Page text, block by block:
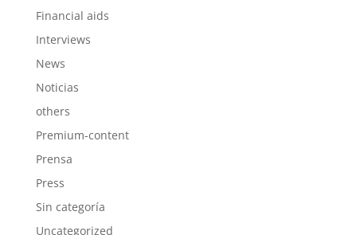
Financial aids
Interviews
News
Noticias
others
Premium-content
Prensa
Press
Sin categoría
Uncategorized